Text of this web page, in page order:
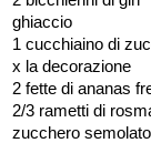
ghiaccio
1 cucchiaino di
x la decorazione
2 fette di ananas
2/3 rametti di
zucchero